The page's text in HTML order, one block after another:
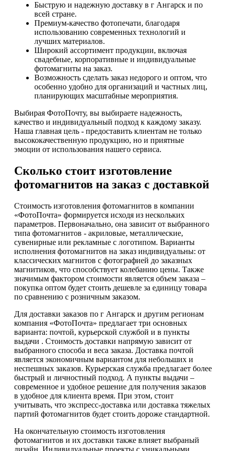
Быструю и надежную доставку в г Ангарск и по
всей стране.
Премиум-качество фотопечати, благодаря
использованию современных технологий и
лучших материалов.
Широкий ассортимент продукции, включая
свадебные, корпоративные и индивидуальные
фотомагниты на заказ.
Возможность сделать заказ недорого и оптом, что
особенно удобно для организаций и частных лиц,
планирующих масштабные мероприятия.
Выбирая ФотоПочту, вы выбираете надежность,
качество и индивидуальный подход к каждому заказу.
Наша главная цель - предоставить клиентам не только
высококачественную продукцию, но и приятные
эмоции от использования нашего сервиса.
Сколько стоит изготовление
фотомагнитов на заказ с доставкой
Стоимость изготовления фотомагнитов в компании
«ФотоПочта» формируется исходя из нескольких
параметров. Первоначально, она зависит от выбранного
типа фотомагнитов - акриловые, металлические,
сувенирные или рекламные с логотипом. Варианты
исполнения фотомагнитов на заказ индивидуальны: от
классических магнитов с фотографией до заказных
магнитиков, что способствует колебанию цены. Также
значимым фактором стоимости является объем заказа –
покупка оптом будет стоить дешевле за единицу товара
по сравнению с розничным заказом.
Для доставки заказов по г Ангарск и другим регионам
компания «ФотоПочта» предлагает три основных
варианта: почтой, курьерской службой и в пункты
выдачи . Стоимость доставки напрямую зависит от
выбранного способа и веса заказа. Доставка почтой
является экономичным вариантом для небольших и
неспешных заказов. Курьерская служба предлагает более
быстрый и личностный подход. А пункты выдачи –
современное и удобное решение для получения заказов
в удобное для клиента время. При этом, стоит
учитывать, что экспресс-доставка или доставка тяжелых
партий фотомагнитов будет стоить дороже стандартной.
На окончательную стоимость изготовления
фотомагнитов и их доставки также влияет выбраный
дизайн. Индивидуальные проекты с уникальными